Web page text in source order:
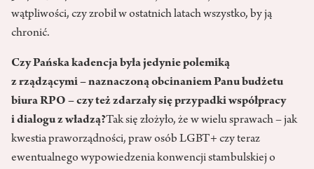
wątpliwości, czy zrobił w ostatnich latach wszystko, by ją
chronić.
Czy Pańska kadencja była jedynie polemiką
z rządzącymi – naznaczoną obcinaniem Panu budżetu
biura RPO – czy też zdarzały się przypadki współpracy
i dialogu z władzą?Tak się złożyło, że w wielu sprawach – jak
kwestia praworządności, praw osób LGBT+ czy teraz
ewentualnego wypowiedzenia konwencji stambulskiej o